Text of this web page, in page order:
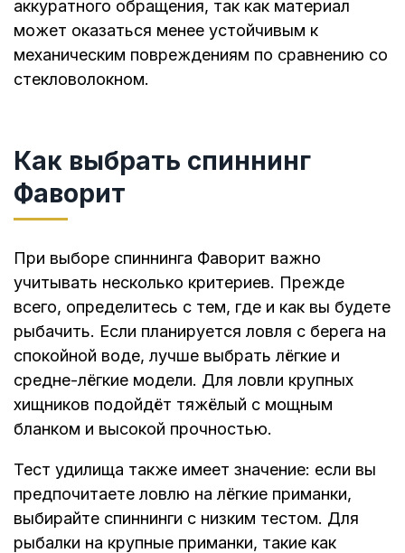
аккуратного обращения, так как материал
может оказаться менее устойчивым к
механическим повреждениям по сравнению со
стекловолокном.
Как выбрать спиннинг
Фаворит
При выборе спиннинга Фаворит важно
учитывать несколько критериев. Прежде
всего, определитесь с тем, где и как вы будете
рыбачить. Если планируется ловля с берега на
спокойной воде, лучше выбрать лёгкие и
средне-лёгкие модели. Для ловли крупных
хищников подойдёт тяжёлый с мощным
бланком и высокой прочностью.
Тест удилища также имеет значение: если вы
предпочитаете ловлю на лёгкие приманки,
выбирайте спиннинги с низким тестом. Для
рыбалки на крупные приманки, такие как